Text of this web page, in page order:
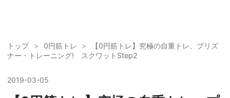
トップ > 0円筋トレ >
【0円筋トレ】究極の自重トレ、プリズ
ナー・トレーニング! スクワットStep2
2019-03-05